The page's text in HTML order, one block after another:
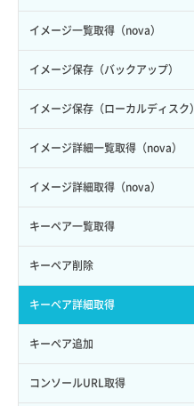
イメージ一覧取得（nova）
イメージ保存（バックアップ）
イメージ保存（ローカルディスク）
イメージ詳細一覧取得（nova）
イメージ詳細取得（nova）
キーペア一覧取得
キーペア削除
キーペア詳細取得
キーペア追加
コンソールURL取得